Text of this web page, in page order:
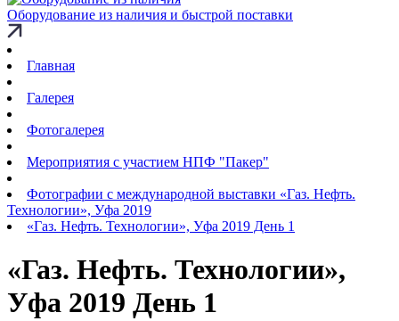
Оборудование из наличия и быстрой поставки
Главная
Галерея
Фотогалерея
Мероприятия с участием НПФ "Пакер"
Фотографии с международной выставки «Газ. Нефть.
Технологии», Уфа 2019
«Газ. Нефть. Технологии», Уфа 2019 День 1
«Газ. Нефть. Технологии»,
Уфа 2019 День 1